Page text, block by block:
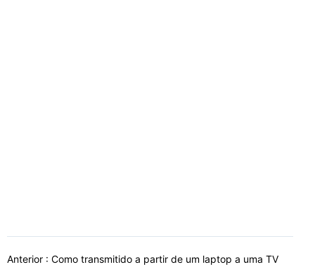
Anterior : Como transmitido a partir de um laptop a uma TV